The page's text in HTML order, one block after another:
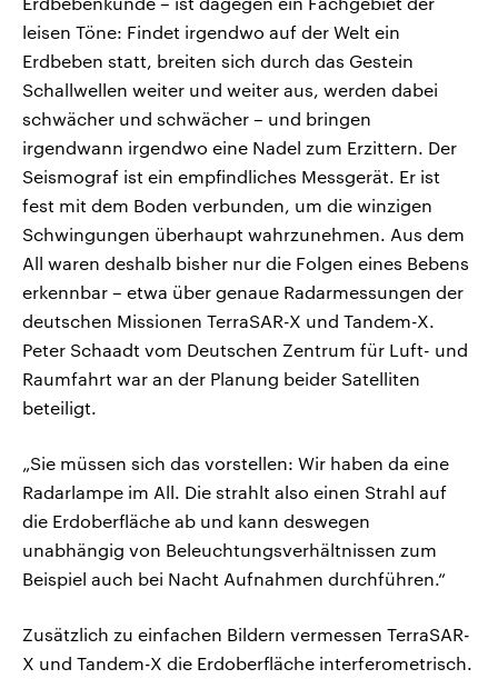
leisen Töne: Findet irgendwo auf der Welt ein
Erdbeben statt, breiten sich durch das Gestein
Schallwellen weiter und weiter aus, werden dabei
schwächer und schwächer – und bringen
irgendwann irgendwo eine Nadel zum Erzittern. Der
Seismograf ist ein empfindliches Messgerät. Er ist
fest mit dem Boden verbunden, um die winzigen
Schwingungen überhaupt wahrzunehmen. Aus dem
All waren deshalb bisher nur die Folgen eines Bebens
erkennbar – etwa über genaue Radarmessungen der
deutschen Missionen TerraSAR-X und Tandem-X.
Peter Schaadt vom Deutschen Zentrum für Luft- und
Raumfahrt war an der Planung beider Satelliten
beteiligt.
„Sie müssen sich das vorstellen: Wir haben da eine
Radarlampe im All. Die strahlt also einen Strahl auf
die Erdoberfläche ab und kann deswegen
unabhängig von Beleuchtungsverhältnissen zum
Beispiel auch bei Nacht Aufnahmen durchführen.“
Zusätzlich zu einfachen Bildern vermessen TerraSAR-
X und Tandem-X die Erdoberfläche interferometrisch.